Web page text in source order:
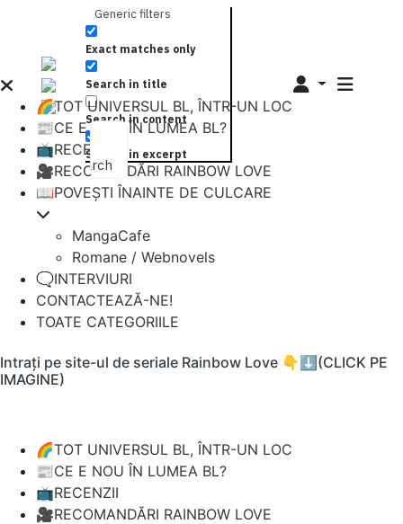
Search
Generic filters
Exact matches only
Search in title
Search in content
Search in excerpt
🌈TOT UNIVERSUL BL, ÎNTR-UN LOC
📰CE E NOU ÎN LUMEA BL?
📺RECENZII
🎥RECOMANDĂRI RAINBOW LOVE
📖POVEȘTI ÎNAINTE DE CULCARE
MangaCafe
Romane / Webnovels
🗨️INTERVIURI
CONTACTEAZĂ-NE!
TOATE CATEGORIILE
Intrați pe site-ul de seriale Rainbow Love 👇⬇️(CLICK PE
IMAGINE)
🌈TOT UNIVERSUL BL, ÎNTR-UN LOC
📰CE E NOU ÎN LUMEA BL?
📺RECENZII
🎥RECOMANDĂRI RAINBOW LOVE